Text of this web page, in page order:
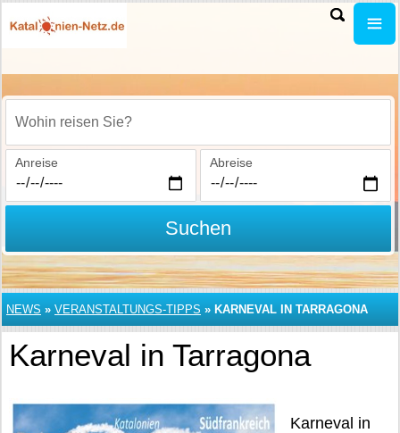
Wohin reisen Sie?
Anreise Abreise
Suchen
NEWS » VERANSTALTUNGS-TIPPS » KARNEVAL IN TARRAGONA
Karneval in Tarragona
Karneval in